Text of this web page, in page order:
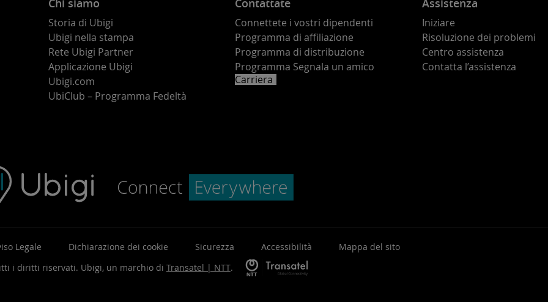
Chi siamo
Storia di Ubigi
Ubigi nella stampa
Rete Ubigi Partner
Applicazione Ubigi
Ubigi.com
UbiClub – Programma Fedeltà
Contattate
Connettete i vostri dipendenti
Programma di affiliazione
Programma di distribuzione
Programma Segnala un amico
Carriera
Assistenza
Iniziare
Risoluzione dei problemi
Centro assistenza
Contatta l’assistenza
Legale Dichiarazione dei cookie Sicurezza Accessibilità
Mappa del sito
i diritti riservati. Ubigi, un marchio di Transatel | NTT.